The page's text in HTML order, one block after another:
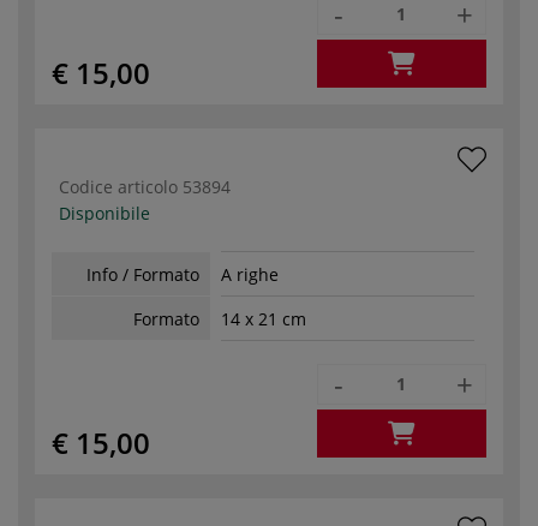
€ 15,00
- +
Codice articolo 53894
Disponibile
Info / Formato
A righe
Formato
14 x 21 cm
€ 15,00
- +